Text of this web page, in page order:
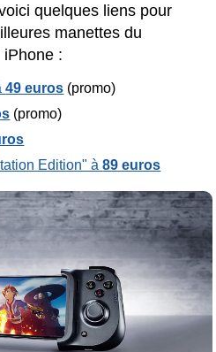
quelques liens pour
manettes du
:
49 euros (promo)
(promo)
Edition" à89 euros